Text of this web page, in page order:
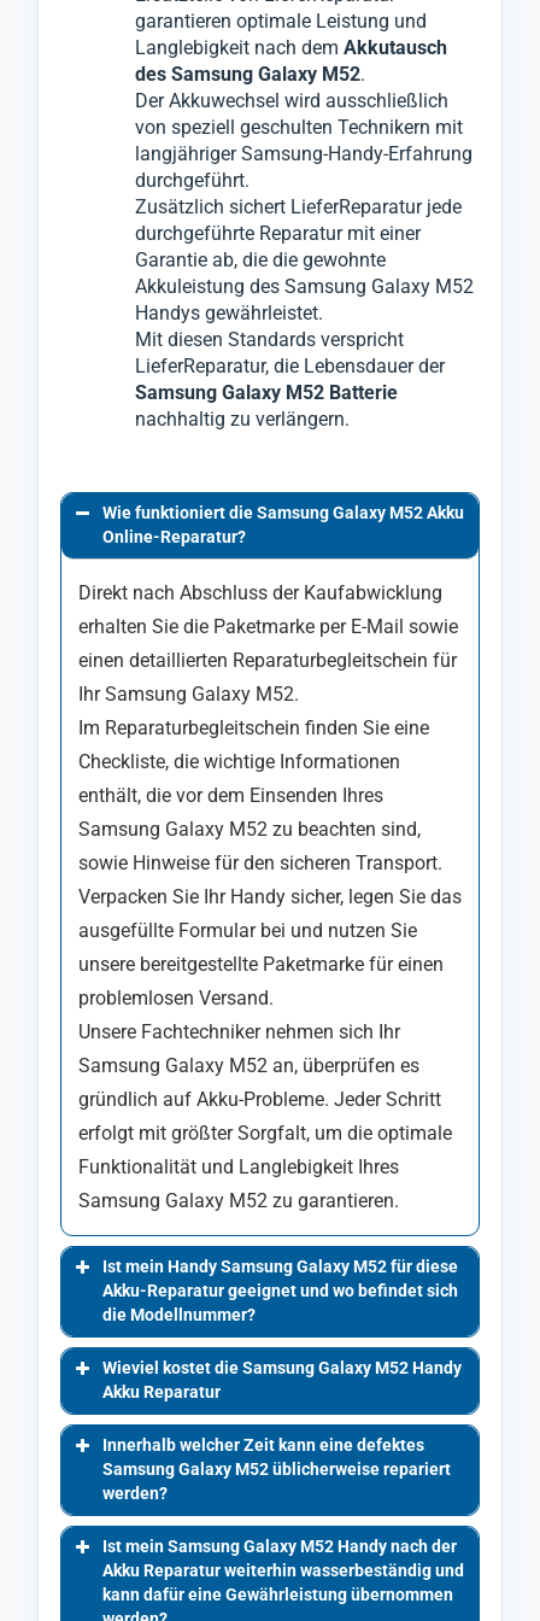
garantieren optimale Leistung und
Langlebigkeit nach dem Akkutausch
des Samsung Galaxy M52.
Der Akkuwechsel wird ausschließlich
von speziell geschulten Technikern mit
langjähriger Samsung-Handy-Erfahrung
durchgeführt.
Zusätzlich sichert LieferReparatur jede
durchgeführte Reparatur mit einer
Garantie ab, die die gewohnte
Akkuleistung des Samsung Galaxy M52
Handys gewährleistet.
Mit diesen Standards verspricht
LieferReparatur, die Lebensdauer der
Samsung Galaxy M52 Batterie
nachhaltig zu verlängern.
Wie funktioniert die Samsung Galaxy M52 Akku
Online-Reparatur?
Direkt nach Abschluss der Kaufabwicklung
erhalten Sie die Paketmarke per E-Mail sowie
einen detaillierten Reparaturbegleitschein für
Ihr Samsung Galaxy M52.
Im Reparaturbegleitschein finden Sie eine
Checkliste, die wichtige Informationen
enthält, die vor dem Einsenden Ihres
Samsung Galaxy M52 zu beachten sind,
sowie Hinweise für den sicheren Transport.
Verpacken Sie Ihr Handy sicher, legen Sie das
ausgefüllte Formular bei und nutzen Sie
unsere bereitgestellte Paketmarke für einen
problemlosen Versand.
Unsere Fachtechniker nehmen sich Ihr
Samsung Galaxy M52 an, überprüfen es
gründlich auf Akku-Probleme. Jeder Schritt
erfolgt mit größter Sorgfalt, um die optimale
Funktionalität und Langlebigkeit Ihres
Samsung Galaxy M52 zu garantieren.
Ist mein Handy Samsung Galaxy M52 für diese
Akku-Reparatur geeignet und wo befindet sich
die Modellnummer?
Wieviel kostet die Samsung Galaxy M52 Handy
Akku Reparatur
Innerhalb welcher Zeit kann eine defektes
Samsung Galaxy M52 üblicherweise repariert
werden?
Ist mein Samsung Galaxy M52 Handy nach der
Akku Reparatur weiterhin wasserbeständig und
kann dafür eine Gewährleistung übernommen